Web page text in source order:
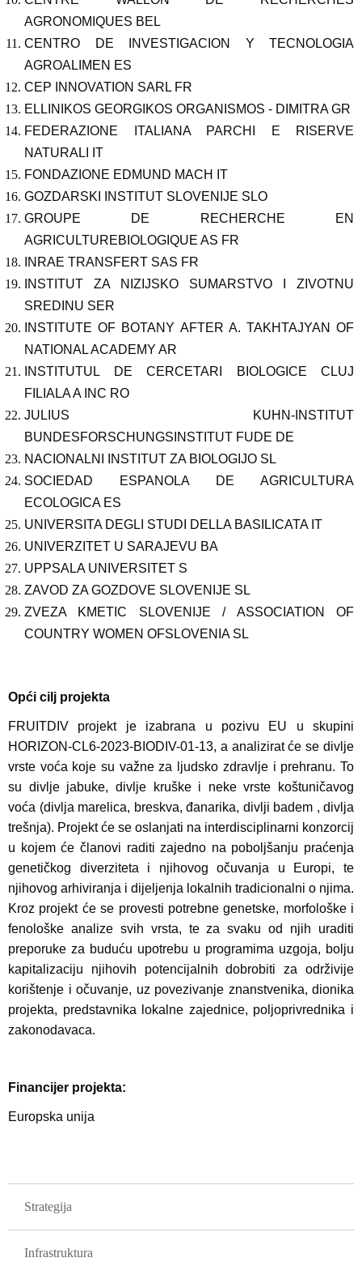
AGRONOMIQUES BEL
CENTRO DE INVESTIGACION Y TECNOLOGIA
AGROALIMEN ES
CEP INNOVATION SARL FR
ELLINIKOS GEORGIKOS ORGANISMOS - DIMITRA GR
FEDERAZIONE ITALIANA PARCHI E RISERVE
NATURALI IT
FONDAZIONE EDMUND MACH IT
GOZDARSKI INSTITUT SLOVENIJE SLO
GROUPE DE RECHERCHE EN
AGRICULTUREBIOLOGIQUE AS FR
INRAE TRANSFERT SAS FR
INSTITUT ZA NIZIJSKO SUMARSTVO I ZIVOTNU
SREDINU SER
INSTITUTE OF BOTANY AFTER A. TAKHTAJYAN OF
NATIONAL ACADEMY AR
INSTITUTUL DE CERCETARI BIOLOGICE CLUJ
FILIALA A INC RO
JULIUS KUHN-INSTITUT
BUNDESFORSCHUNGSINSTITUT FUDE DE
NACIONALNI INSTITUT ZA BIOLOGIJO SL
SOCIEDAD ESPANOLA DE AGRICULTURA
ECOLOGICA ES
UNIVERSITA DEGLI STUDI DELLA BASILICATA IT
UNIVERZITET U SARAJEVU BA
UPPSALA UNIVERSITET S
ZAVOD ZA GOZDOVE SLOVENIJE SL
ZVEZA KMETIC SLOVENIJE / ASSOCIATION OF
COUNTRY WOMEN OFSLOVENIA SL
Opći cilj projekta
FRUITDIV projekt je izabrana u pozivu EU u skupini
HORIZON-CL6-2023-BIODIV-01-13, a analizirat će se divlje
vrste voća koje su važne za ljudsko zdravlje i prehranu. To
su divlje jabuke, divlje kruške i neke vrste koštuničavog
voća (divlja marelica, breskva, đanarika, divlji badem , divlja
trešnja). Projekt će se oslanjati na interdisciplinarni konzorcij
u kojem će članovi raditi zajedno na poboljšanju praćenja
genetičkog diverziteta i njihovog očuvanja u Europi, te
njihovog arhiviranja i dijeljenja lokalnih tradicionalni o njima.
Kroz projekt će se provesti potrebne genetske, morfološke i
fenološke analize svih vrsta, te za svaku od njih uraditi
preporuke za buduću upotrebu u programima uzgoja, bolju
kapitalizaciju njihovih potencijalnih dobrobiti za održivije
korištenje i očuvanje, uz povezivanje znanstvenika, dionika
projekta, predstavnika lokalne zajednice, poljoprivrednika i
zakonodavaca.
Financijer projekta:
Europska unija
Strategija
Infrastruktura